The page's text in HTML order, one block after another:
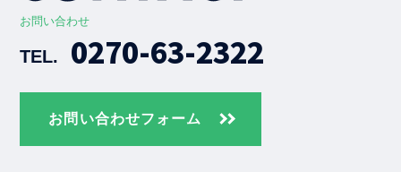
お問い合わせ
TEL. 0270-63-2322
お問い合わせフォーム